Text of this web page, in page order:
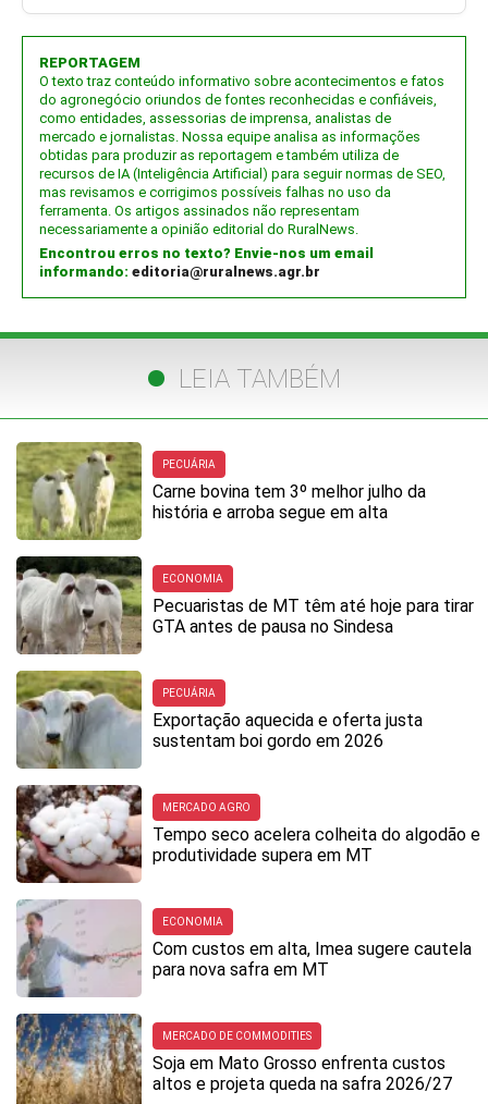
REPORTAGEM
O texto traz conteúdo informativo sobre acontecimentos e fatos
do agronegócio oriundos de fontes reconhecidas e confiáveis,
como entidades, assessorias de imprensa, analistas de
mercado e jornalistas. Nossa equipe analisa as informações
obtidas para produzir as reportagem e também utiliza de
recursos de IA (Inteligência Artificial) para seguir normas de SEO,
mas revisamos e corrigimos possíveis falhas no uso da
ferramenta. Os artigos assinados não representam
necessariamente a opinião editorial do RuralNews.
Encontrou erros no texto? Envie-nos um email
informando: editoria@ruralnews.agr.br
LEIA TAMBÉM
PECUÁRIA
Carne bovina tem 3º melhor julho da
história e arroba segue em alta
ECONOMIA
Pecuaristas de MT têm até hoje para tirar
GTA antes de pausa no Sindesa
PECUÁRIA
Exportação aquecida e oferta justa
sustentam boi gordo em 2026
MERCADO AGRO
Tempo seco acelera colheita do algodão e
produtividade supera em MT
ECONOMIA
Com custos em alta, Imea sugere cautela
para nova safra em MT
MERCADO DE COMMODITIES
Soja em Mato Grosso enfrenta custos
altos e projeta queda na safra 2026/27